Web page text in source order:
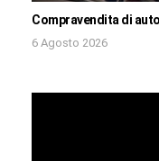
Compravendita di
6 Agosto 2026